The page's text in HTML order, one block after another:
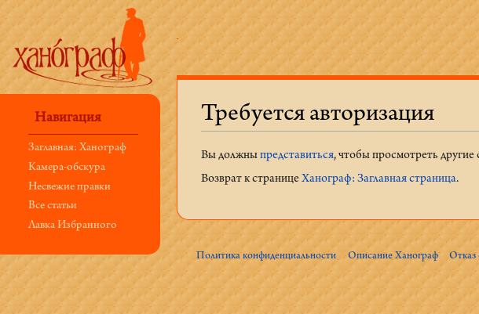
Требуется авторизация
Вы должныпредставиться, чтобы просмотреть другие
Возврат к страницеХанограф: Заглавная страница.
Навигация
Заглавная: Ханограф
Камера-обскура
Несвежие правки
Все статьи
Лавка Избранного
Политика конфиденциальности Описание Ханограф Отказ